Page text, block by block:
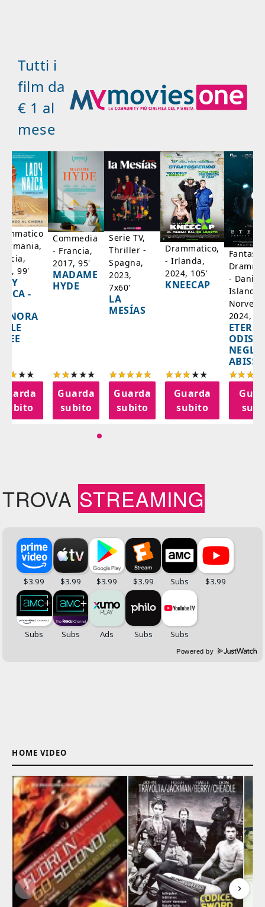
Tutti i
film da
€ 1 al
mese
99'
-
subito
Commedia
- Francia,
2017, 95'
MADAME
HYDE
Guarda
subito
Serie TV,
Thriller -
Spagna,
2023,
7x60'
LA
MESÍAS
Guarda
subito
Drammatico,
- Irlanda,
2024, 105'
KNEECAP
Guarda
subito
-
Islanda,
2024,
NEGLI
ABISSI
TROVA STREAMING
Powered by
HOME VIDEO